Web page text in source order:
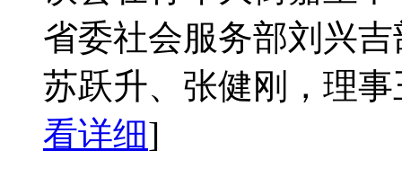
省委社会服务部刘兴
苏跃升、张健刚，理
看详细]